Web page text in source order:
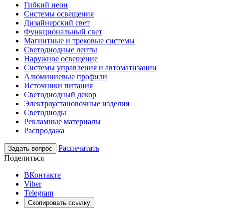
Гибкий неон
Системы освещения
Дизайнерский свет
Функциональный свет
Магнитные и трековые системы
Светодиодные ленты
Наружное освещение
Системы управления и автоматизации
Алюминиевые профили
Источники питания
Светодиодный декор
Электроустановочные изделия
Светодиоды
Рекламные материалы
Распродажа
Задать вопрос
Распечатать
Поделиться
ВКонтакте
Viber
Telegram
Скопировать ссылку